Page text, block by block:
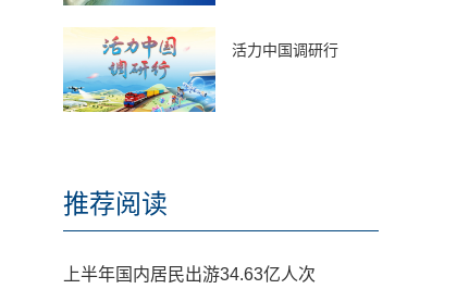
活力中国调研行
推荐阅读
上半年国内居民出游34.63亿人次